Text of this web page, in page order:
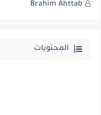
Brahim Ahttab
المحتويات